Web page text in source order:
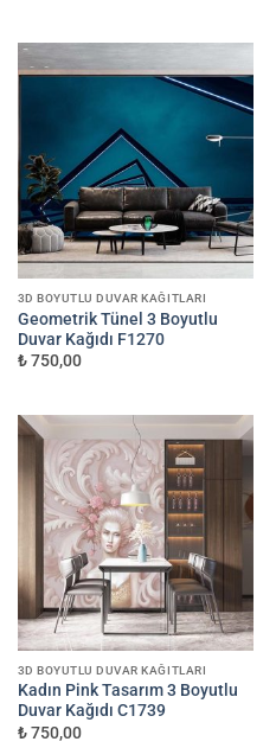
3D BOYUTLU DUVAR KAĞITLARI
Geometrik Tünel 3 Boyutlu
Duvar Kağıdı F1270
₺ 750,00
3D BOYUTLU DUVAR KAĞITLARI
Kadın Pink Tasarım 3 Boyutlu
Duvar Kağıdı C1739
₺ 750,00